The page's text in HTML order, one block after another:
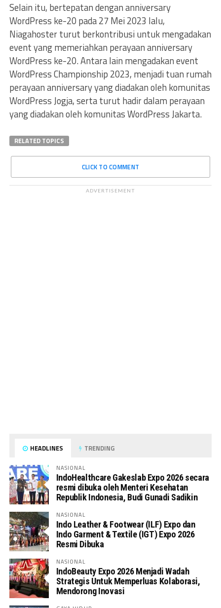
Selain itu, bertepatan dengan anniversary
WordPress ke-20 pada 27 Mei 2023 lalu,
Niagahoster turut berkontribusi untuk mengadakan
event yang memeriahkan perayaan anniversary
WordPress ke-20. Antara lain mengadakan event
WordPress Championship 2023, menjadi tuan rumah
perayaan anniversary yang diadakan oleh komunitas
WordPress Jogja, serta turut hadir dalam perayaan
yang diadakan oleh komunitas WordPress Jakarta.
RELATED TOPICS
CLICK TO COMMENT
ADVERTISEMENT
HEADLINES TRENDING
NASIONAL
IndoHealthcare Gakeslab Expo 2026 secara
resmi dibuka oleh Menteri Kesehatan
Republik Indonesia, Budi Gunadi Sadikin
NASIONAL
Indo Leather & Footwear (ILF) Expo dan
Indo Garment & Textile (IGT) Expo 2026
Resmi Dibuka
NASIONAL
IndoBeauty Expo 2026 Menjadi Wadah
Strategis Untuk Memperluas Kolaborasi,
Mendorong Inovasi